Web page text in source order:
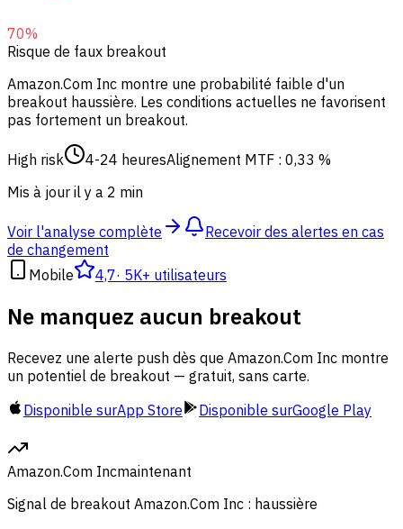
70%
Risque de faux breakout
Amazon.Com Inc montre une probabilité faible d'un
breakout haussière. Les conditions actuelles ne favorisent
pas fortement un breakout.
High risk 4-24 heuresAlignement MTF : 0,33 %
Mis à jour il y a 2 min
Voir l'analyse complète
Recevoir des alertes en cas
de changement
Mobile
4,7· 5K+ utilisateurs
Ne manquez aucun breakout
Recevez une alerte push dès que Amazon.Com Inc montre
un potentiel de breakout — gratuit, sans carte.
Disponible surApp Store Disponible surGoogle Play
Amazon.Com Incmaintenant
Signal de breakout Amazon.Com Inc : haussière